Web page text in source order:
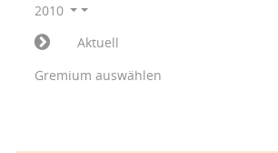
2010
Aktuell
Gremium auswählen